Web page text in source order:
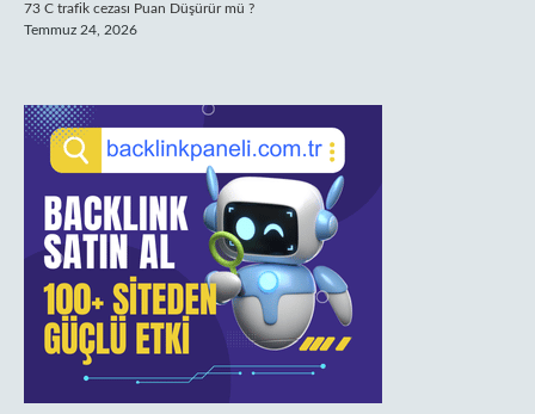
73 C trafik cezası Puan Düşürür mü ?
Temmuz 24, 2026